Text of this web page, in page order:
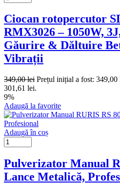
Ciocan rotopercutor
RMX3026 – 1050W,
Găurire & Dăltuire
Vibrații
349,00lei Prețul inițial a fost: 349,00
301,61 lei.
9%
Adaugă la favorite
Adaugă în coș
Pulverizator Manual
Lance Metalică,